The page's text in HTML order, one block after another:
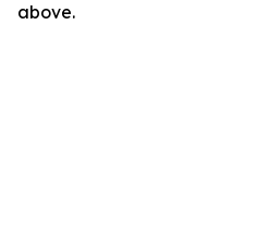
above.